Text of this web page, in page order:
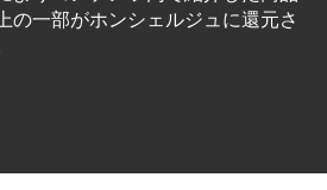
の一部がホンシェルジュに還元さ